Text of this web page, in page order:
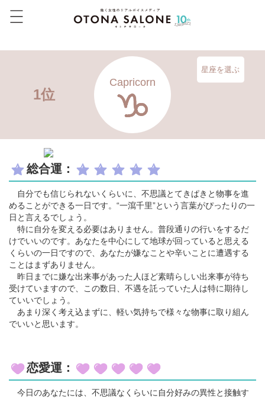
1位
Capricorn
星座を選ぶ
総合運：
自分でも信じられないくらいに、不思議とてきぱきと物事を進
めることができる一日です。“一瀉千里”という言葉がぴったりの一
日と言えるでしょう。
特に自分を変える必要はありません。普段通りの行いをするだ
けでいいのです。あなたを中心にして地球が回っていると思える
くらいの一日ですので、あなたが嫌なことや辛いことに遭遇する
ことはまずありません。
昨日までに嫌な出来事があった人ほど素晴らしい出来事が待ち
受けていますので、この数日、不遇を託っていた人は特に期待し
ていいでしょう。
あまり深く考え込まずに、軽い気持ちで様々な物事に取り組ん
でいいと思います。
恋愛運：
今日のあなたには、不思議なくらいに自分好みの異性と接触す